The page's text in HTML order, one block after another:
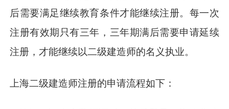
后需要满足继续教育条件才能继续注册。每一次
注册有效期只有三年，三年期满后需要申请延续
注册，才能继续以二级建造师的名义执业。
上海二级建造师注册的申请流程如下：